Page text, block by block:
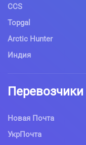
CCS
Topgal
Arctic Hunter
Индия
Перевозчики
Новая Почта
УкрПочта